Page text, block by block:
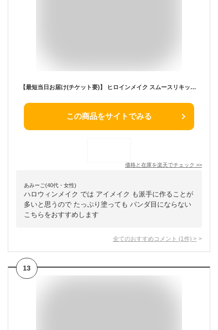
【最短当日お届け(チケット要)】 ヒロインメイク スムースリキッドアイライナー スーパーキープ02 0.4ml 【ヒロインメイク】
この商品をサイトでみる
価格と在庫を楽天でチェック >>
あみーご(40代・女性)
ハロウィンメイク では アイメイク も派手に作ることが
多いと思うので たっぷり塗っても パンダ目にならない
こちらをおすすめします
全てのおすすめコメント (1 件) >
13